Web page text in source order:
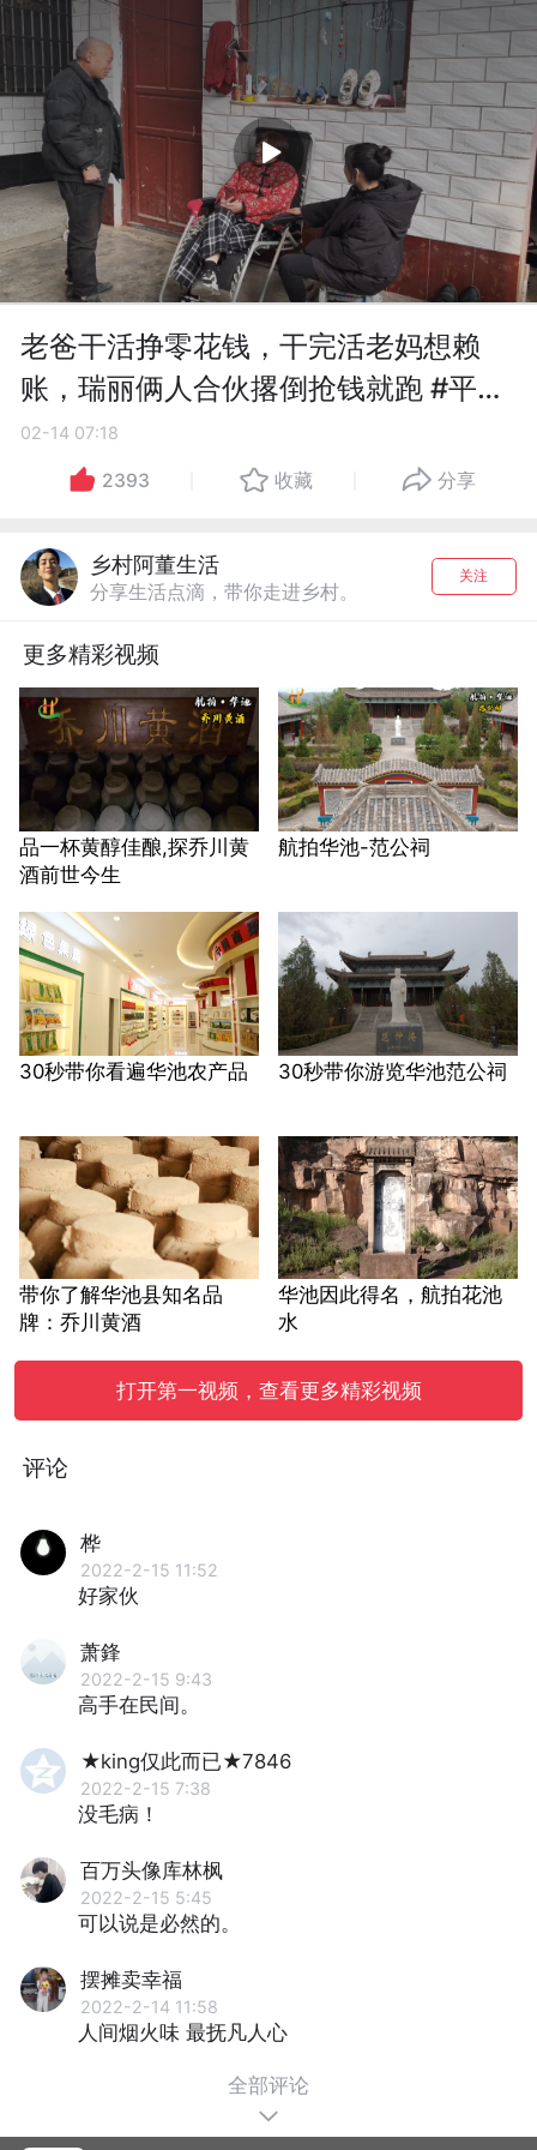
老爸干活挣零花钱，干完活老妈想赖
账，瑞丽俩人合伙撂倒抢钱就跑 #平凡
生活 #关爱老人 #村里日常
02-14 07:18
2393 收藏 分享
乡村阿董生活
分享生活点滴，带你走进乡村。
关注
更多精彩视频
品一杯黄醇佳酿,探乔川黄
酒前世今生
航拍华池-范公祠
30秒带你看遍华池农产品 30秒带你游览华池范公祠
带你了解华池县知名品
牌：乔川黄酒
华池因此得名，航拍花池
水
打开第一视频，查看更多精彩视频
评论
桦
2022-2-15 11:52
好家伙
萧鋒
2022-2-15 9:43
高手在民间。
★king仅此而已★7846
2022-2-15 7:38
没毛病！
百万头像库林枫
2022-2-15 5:45
可以说是必然的。
摆摊卖幸福
2022-2-14 11:58
人间烟火味 最抚凡人心
全部评论